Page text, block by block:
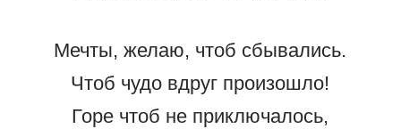
Мечты, желаю, чтоб сбывались.
Чтоб чудо вдруг произошло!
Горе чтоб не приключалось,